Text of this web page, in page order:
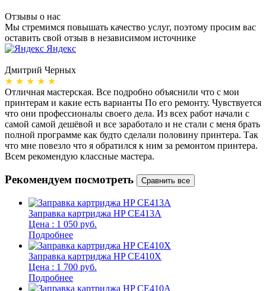
Отзывы о нас
Мы стремимся повышать качество услуг, поэтому просим вас
оставить свой отзыв в независимом источнике
Яндекс
Дмитрий Черных
★ ★ ★ ★ ★
Отличная мастерская. Все подробно объяснили что с мои
принтерам и какие есть варианты По его ремонту. Чувствуется
что они профессионалы своего дела. Из всех работ начали с
самой самой дешёвой и все заработало и не стали с меня брать
полной программе как будто сделали половину принтера. Так
что мне повезло что я обратился к ним за ремонтом принтера.
Всем рекомендую классные мастера.
Рекомендуем посмотреть
Заправка картриджа HP CE413A
Цена : 1 050 руб.
Подробнее
Заправка картриджа HP CE410X
Цена : 1 700 руб.
Подробнее